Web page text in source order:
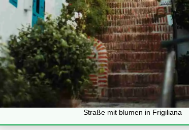
Straße mit blumen in Frigiliana